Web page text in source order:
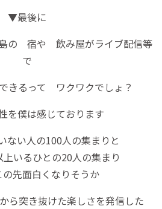
▼最後に
の 宿や 飲み屋がライブ配信等
で
きるって ワクワクでしょ？
を僕は感じております
ない人の100人の集まりと
いるひとの20人の集まり
先面白くなりそうか
ら突き抜けた楽しさを発信した